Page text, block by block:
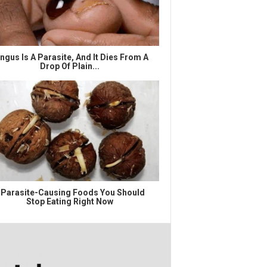
Is A Parasite, And It Dies From A
Drop Of Plain...
Causing Foods You Should
Stop Eating Right Now